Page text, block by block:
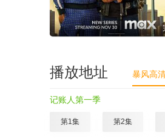
播放地址 暴风高
记账人第一季
第1集 第2集